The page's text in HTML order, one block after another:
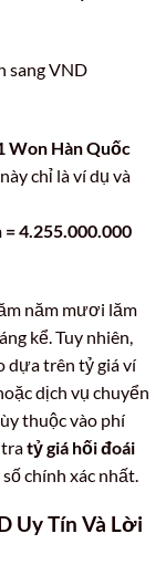
sang VND
Won Hàn Quốc
chỉ là ví dụ và
4.255.000.000
năm mươi lăm
kể. Tuy nhiên,
dựa trên tỷ giá ví
dịch vụ chuyển
thuộc vào phí
tỷ giá hối đoái
chính xác nhất.
Uy Tín Và Lời